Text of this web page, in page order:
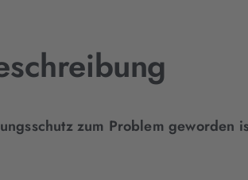
zum Problem geworden